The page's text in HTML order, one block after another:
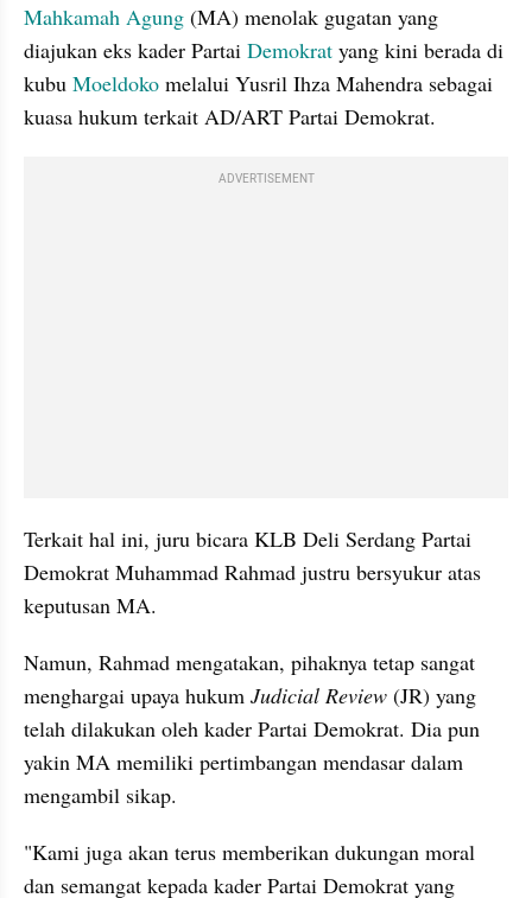
Mahkamah Agung (MA) menolak gugatan yang
diajukan eks kader Partai Demokrat yang kini berada di
kubu Moeldoko melalui Yusril Ihza Mahendra sebagai
kuasa hukum terkait AD/ART Partai Demokrat.
ADVERTISEMENT
Terkait hal ini, juru bicara KLB Deli Serdang Partai
Demokrat Muhammad Rahmad justru bersyukur atas
keputusan MA.
Namun, Rahmad mengatakan, pihaknya tetap sangat
menghargai upaya hukum Judicial Review (JR) yang
telah dilakukan oleh kader Partai Demokrat. Dia pun
yakin MA memiliki pertimbangan mendasar dalam
mengambil sikap.
"Kami juga akan terus memberikan dukungan moral
dan semangat kepada kader Partai Demokrat yang